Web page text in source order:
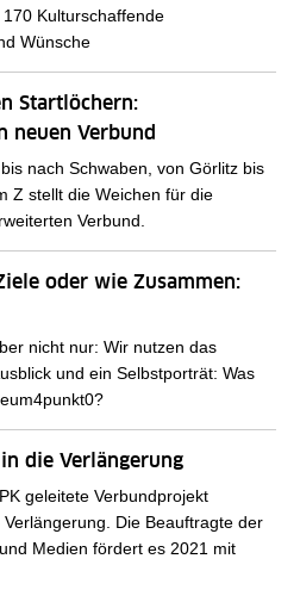
Kulturschaffende
Wünsche
Startlöchern:
neuen Verbund
nach Schwaben, von Görlitz bis
Z stellt die Weichen für die
Verbund.
oder wie Zusammen:
nicht nur: Wir nutzen das
und ein Selbstporträt: Was
die Verlängerung
geleitete Verbundprojekt
Die Beauftragte der
Medien fördert es 2021 mit